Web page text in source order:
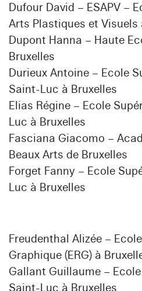
Dufour David – ESAPV –
Arts Plastiques et Visuels
Dupont Hanna – Haute
Bruxelles
Durieux Antoine – Ecole
Saint-Luc à Bruxelles
Elias Régine – Ecole
Luc à Bruxelles
Fasciana Giacomo –
Beaux Arts de Bruxelles
Forget Fanny – Ecole
Luc à Bruxelles
Freudenthal Alizée –
Graphique (ERG) à
Gallant Guillaume –
Saint-Luc à Bruxelles